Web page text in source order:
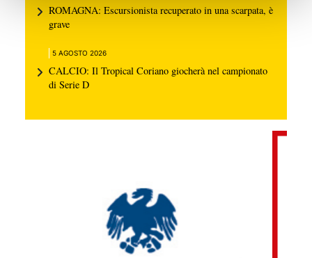
ROMAGNA: Escursionista recuperato in una scarpata, è
grave
5 AGOSTO 2026
CALCIO: Il Tropical Coriano giocherà nel campionato
di Serie D